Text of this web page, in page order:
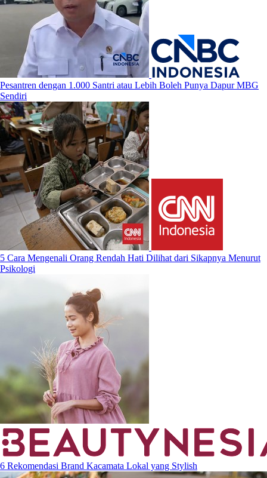
Pesantren dengan 1.000 Santri atau Lebih Boleh Punya Dapur MBG
Sendiri
5 Cara Mengenali Orang Rendah Hati Dilihat dari Sikapnya Menurut
Psikologi
6 Rekomendasi Brand Kacamata Lokal yang Stylish